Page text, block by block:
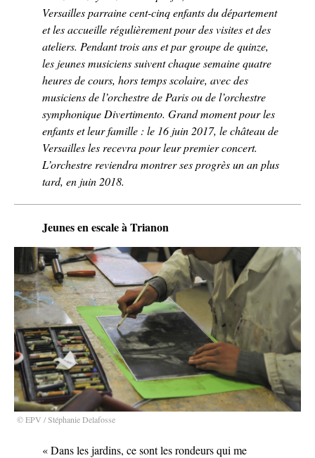
Versailles parraine cent-cinq enfants du département
et les accueille régulièrement pour des visites et des
ateliers. Pendant trois ans et par groupe de quinze,
les jeunes musiciens suivent chaque semaine quatre
heures de cours, hors temps scolaire, avec des
musiciens de l’orchestre de Paris ou de l’orchestre
symphonique Divertimento. Grand moment pour les
enfants et leur famille : le 16 juin 2017, le château de
Versailles les recevra pour leur premier concert.
L’orchestre reviendra montrer ses progrès un an plus
tard, en juin 2018.
Jeunes en escale à Trianon
© EPV / Stéphanie Delafosse
« Dans les jardins, ce sont les rondeurs qui me